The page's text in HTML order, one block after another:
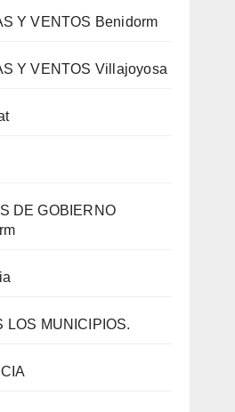
Y VENTOS Benidorm
Y VENTOS Villajoyosa
DE GOBIERNO
LOS MUNICIPIOS.